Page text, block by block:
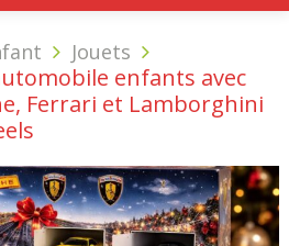
Jouets
enfants avec
Ferrari et Lamborghini